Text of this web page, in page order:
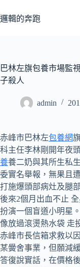
至
容
邏輯的奔跑
巴林左旗包養市場監
子殺人
admin
赤峰市巴林左包養網
科主任李林剛開年夜
養養二奶與其所生私
委實名舉報，無果且
打施爆頭部病灶及腿
後來2個月出血不止
扮演一個盲道小明星
像放過滾燙熱水袋 走
赤峰市長信箱求救以
某黌舍事業，但願減
答復說實話，在價格